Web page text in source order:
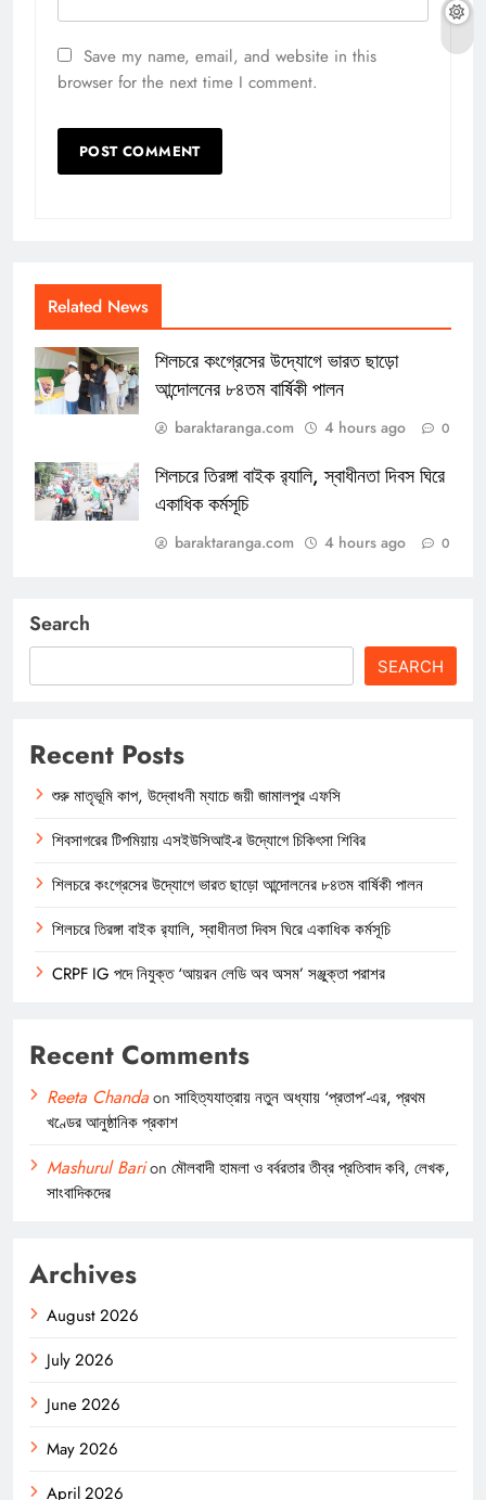
Save my name, email, and website in this
browser for the next time I comment.
Related News
শিলচরে কংগ্রেসের উদ্যোগে ভারত ছাড়ো
আন্দোলনের ৮৪তম বার্ষিকী পালন
baraktaranga.com 4 hours ago 0
শিলচরে তিরঙ্গা বাইক র‍্যালি, স্বাধীনতা দিবস ঘিরে
একাধিক কর্মসূচি
baraktaranga.com 4 hours ago 0
Search
SEARCH
Recent Posts
শুরু মাতৃভূমি কাপ, উদ্বোধনী ম্যাচে জয়ী জামালপুর এফসি
শিবসাগরের টিপমিয়ায় এসইউসিআই-র উদ্যোগে চিকিৎসা শিবির
শিলচরে কংগ্রেসের উদ্যোগে ভারত ছাড়ো আন্দোলনের ৮৪তম বার্ষিকী পালন
শিলচরে তিরঙ্গা বাইক র‍্যালি, স্বাধীনতা দিবস ঘিরে একাধিক কর্মসূচি
CRPF IG পদে নিযুক্ত ‘আয়রন লেডি অব অসম’ সঞ্জুক্তা পরাশর
Recent Comments
Reeta Chandaon সাহিত্যযাত্রায় নতুন অধ্যায় ‘প্রতাপ’-এর, প্রথম
খণ্ডের আনুষ্ঠানিক প্রকাশ
Mashurul Barion মৌলবাদী হামলা ও বর্বরতার তীব্র প্রতিবাদ কবি, লেখক,
সাংবাদিকদের
Archives
August 2026
July 2026
June 2026
May 2026
April 2026